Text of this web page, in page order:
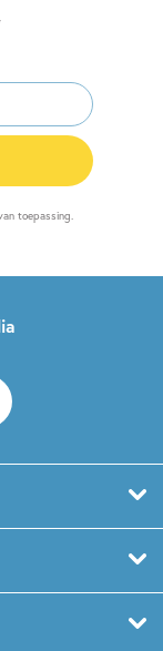
toepassing.